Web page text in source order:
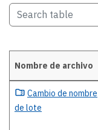
Otras herramientas
Nombre de archivo
Cambio de nombre
de lote